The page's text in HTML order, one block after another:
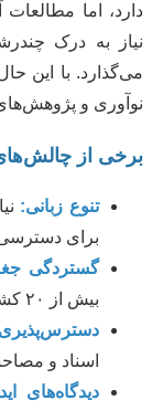
دارد، اما
نیاز به درک
می‌گذارد. با این
نوآوری و
برخی از
تنوع زبانی:
برای
گستردگی
بیش از ۲۰ کشور با تاریخ‌ها و فرهنگ‌های متفاوت.
دسترس‌پذیری
اسناد و
دیدگاه‌های